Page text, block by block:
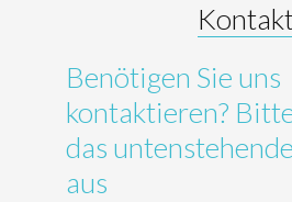
Benötigen Sie uns
kontaktieren?
das
aus